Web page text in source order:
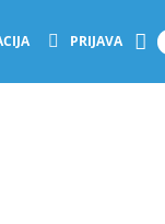
PRIJAVA